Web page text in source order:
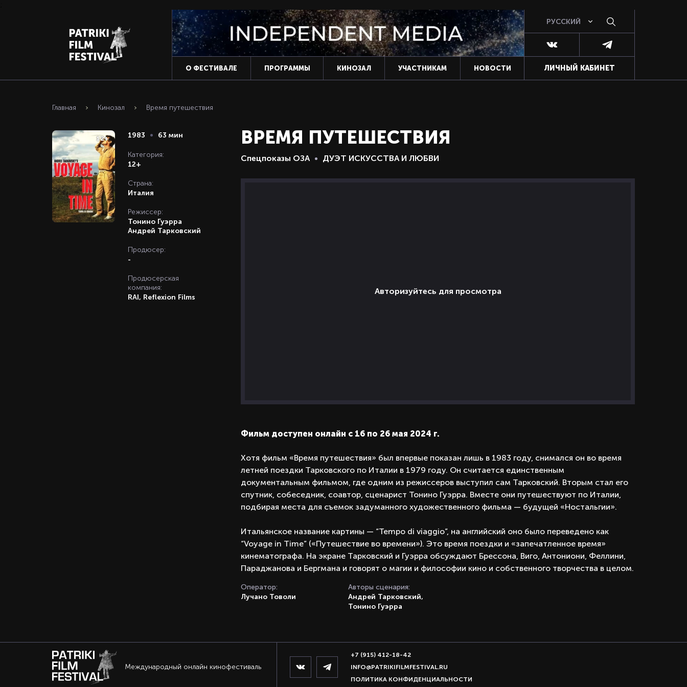
О ФЕСТИВАЛЕ ПРОГРАММЫ КИНОЗАЛ УЧАСТНИКАМ НОВОСТИ
РУССКИЙ
ЛИЧНЫЙ КАБИНЕТ
Главная Кинозал Время путешествия
12+ 1983 63 мин
Категория:
12+
Страна:
Италия
Режиссер:
Тонино Гуэрра
Андрей Тарковский
Продюсер:
-
Продюсерская
компания:
RAI, Reflexion Films
ВРЕМЯ ПУТЕШЕСТВИЯ
Спецпоказы ОЗА ДУЭТ ИСКУССТВА И ЛЮБВИ
Авторизуйтесь для просмотра
Фильм доступен онлайн с 16 по 26 мая 2024 г.
Хотя фильм «Время путешествия» был впервые показан лишь в 1983 году, снимался он во время
летней поездки Тарковского по Италии в 1979 году. Он считается единственным
документальным фильмом, где одним из режиссеров выступил сам Тарковский. Вторым стал его
спутник, собеседник, соавтор, сценарист Тонино Гуэрра. Вместе они путешествуют по Италии,
подбирая места для съемок задуманного художественного фильма — будущей «Ностальгии».
Итальянское название картины — “Tempo di viaggio”, на английский оно было переведено как
“Voyage in Time” («Путешествие во времени»). Это время поездки и «запечатленное время»
кинематографа. На экране Тарковский и Гуэрра обсуждают Брессона, Виго, Антониони, Феллини,
Параджанова и Бергмана и говорят о магии и философии кино и собственного творчества в целом.
Оператор:
Лучано Товоли
Авторы сценария:
Андрей Тарковский,
Тонино Гуэрра
Международный онлайн кинофестиваль
+7 (915) 412-18-42
INFO@PATRIKIFILMFESTIVAL.RU
ПОЛИТИКА КОНФИДЕНЦИАЛЬНОСТИ